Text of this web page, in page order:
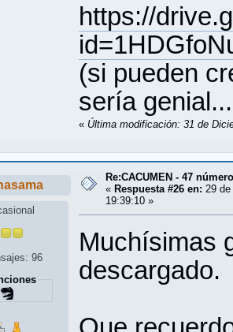
https://
(si pueden
sería
« Última modificación: 31 de
96
Re:CACUMEN - 47
« Respuesta #26 en: 29
19:39:10 »
Muchísimas
descargado.